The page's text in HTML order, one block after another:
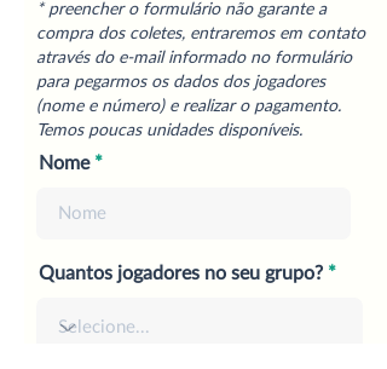
* preencher o formulário não garante a
compra dos coletes, entraremos em contato
através do e-mail informado no formulário
para pegarmos os dados dos jogadores
(nome e número) e realizar o pagamento.
Temos poucas unidades disponíveis.
Nome
Quantos jogadores no seu grupo?